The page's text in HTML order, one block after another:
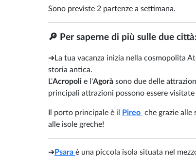
Sono previste 2 partenze a settimana.
🔎 Per saperne di più sulle due città:
➔La tua vacanza inizia nella cosmopolita
storia antica.
L'Acropoli e l'Agorà sono due delle
principali attrazioni possono essere
Il porto principale è il Pireo che grazie alle
alle isole greche!
➔Psara è una piccola isola situata nel